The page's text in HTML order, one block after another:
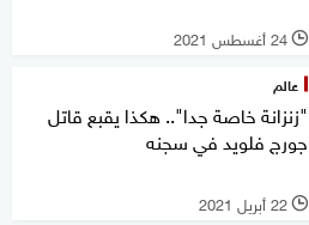
l 24 أغسطس 2021
عالم
"زنزانة خاصة جدا".. هكذا يقبع قاتل
جورج فلويد في سجنه
l 22 أبريل 2021